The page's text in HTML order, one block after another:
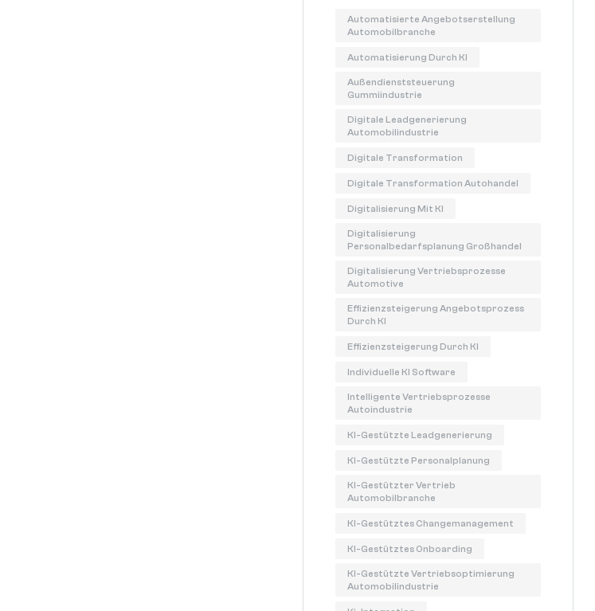
Automatisierte Angebotserstellung
Automobilbranche
Automatisierung Durch KI
Außendienststeuerung
Gummiindustrie
Digitale Leadgenerierung
Automobilindustrie
Digitale Transformation
Digitale Transformation Autohandel
Digitalisierung Mit KI
Digitalisierung
Personalbedarfsplanung Großhandel
Digitalisierung Vertriebsprozesse
Automotive
Effizienzsteigerung Angebotsprozess
Durch KI
Effizienzsteigerung Durch KI
Individuelle KI Software
Intelligente Vertriebsprozesse
Autoindustrie
KI-Gestützte Leadgenerierung
KI-Gestützte Personalplanung
KI-Gestützter Vertrieb
Automobilbranche
KI-Gestütztes Changemanagement
KI-Gestütztes Onboarding
KI-Gestützte Vertriebsoptimierung
Automobilindustrie